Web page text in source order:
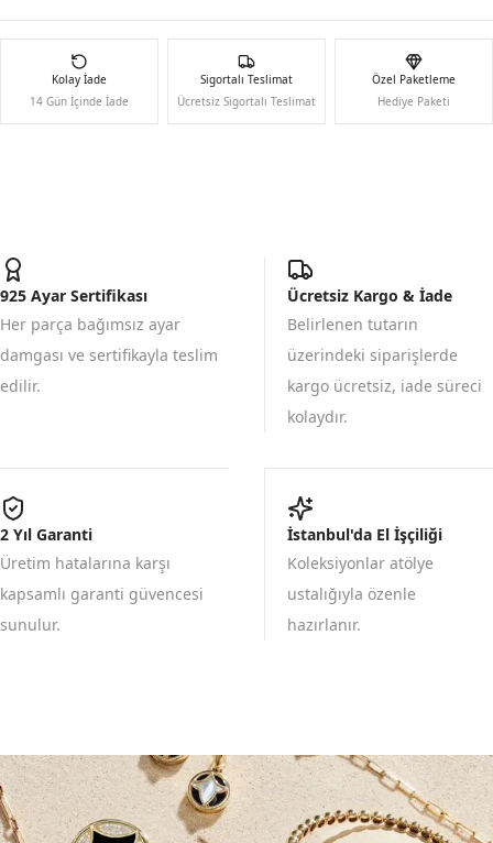
Kolay İade
14 Gün İçinde İade
Sigortalı Teslimat
Ücretsiz Sigortalı Teslimat
Özel Paketleme
Hediye Paketi
925 Ayar Sertifikası
Her parça bağımsız ayar
damgası ve sertifikayla teslim
edilir.
Ücretsiz Kargo & İade
Belirlenen tutarın
üzerindeki siparişlerde
kargo ücretsiz, iade süreci
kolaydır.
2 Yıl Garanti
Üretim hatalarına karşı
kapsamlı garanti güvencesi
sunulur.
İstanbul'da El İşçiliği
Koleksiyonlar atölye
ustalığıyla özenle
hazırlanır.